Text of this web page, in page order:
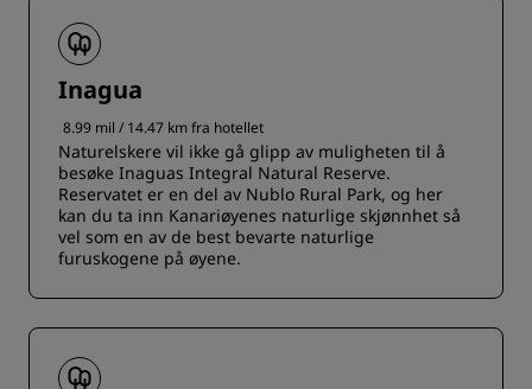
Inagua
8.99 mil / 14.47 km fra hotellet
Naturelskere vil ikke gå glipp av muligheten til å
besøke Inaguas Integral Natural Reserve.
Reservatet er en del av Nublo Rural Park, og her
kan du ta inn Kanariøyenes naturlige skjønnhet så
vel som en av de best bevarte naturlige
furuskogene på øyene.